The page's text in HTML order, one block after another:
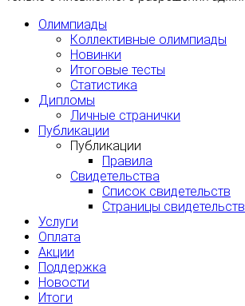
Олимпиады
Коллективные олимпиады
Новинки
Итоговые тесты
Статистика
Дипломы
Личные странички
Публикации
Публикации
Правила
Свидетельства
Список свидетельств
Страницы свидетельств
Услуги
Оплата
Акции
Поддержка
Новости
Итоги